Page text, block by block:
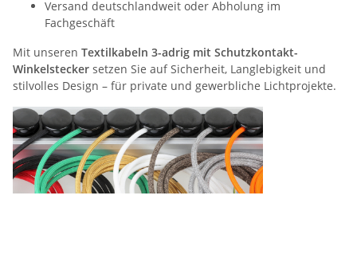
Versand deutschlandweit oder Abholung im
Fachgeschäft
Mit unseren Textilkabeln 3-adrig mit Schutzkontakt-
Winkelstecker setzen Sie auf Sicherheit, Langlebigkeit und
stilvolles Design – für private und gewerbliche Lichtprojekte.